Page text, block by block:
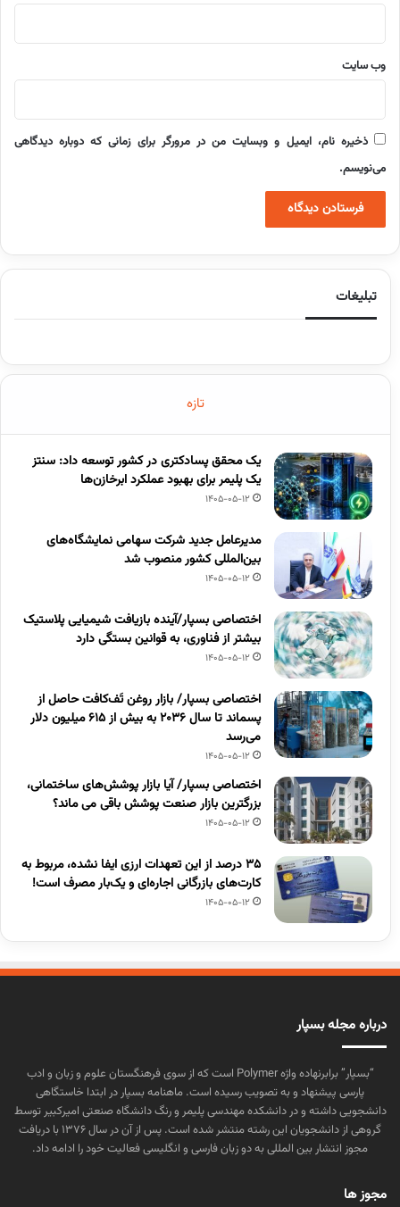
وب‌ سایت
ذخیره نام، ایمیل و وبسایت من در مرورگر برای زمانی که دوباره دیدگاهی
می‌نویسم.
تبلیغات
تازه
یک محقق پسادکتری در کشور توسعه داد: سنتز
یک پلیمر برای بهبود عملکرد ابرخازن‌ها
1405-05-12
مدیرعامل جدید شرکت سهامی نمایشگاه‌های
بین‌المللی کشور منصوب شد
1405-05-12
اختصاصی بسپار/آینده بازیافت شیمیایی پلاستیک
بیشتر از فناوری، به قوانین بستگی دارد
1405-05-12
اختصاصی بسپار/ بازار روغن تَف‌کافت حاصل از
پسماند تا سال ۲۰۳۶ به بیش از ۶۱۵ میلیون دلار
می‌رسد
1405-05-12
اختصاصی بسپار/ آیا بازار پوشش‌های ساختمانی،
بزرگترین بازار صنعت پوشش باقی می ماند؟
1405-05-12
۳۵ درصد از این تعهدات ارزی ایفا نشده، مربوط به
کارت‌های بازرگانی اجاره‌ای و یک‌بار مصرف است!
1405-05-12
درباره مجله بسپار
“بسپار” برابرنهاده واژه Polymer است که از سوی فرهنگستان علوم و زبان و ادب
پارسی پیشنهاد و به تصویب رسیده است. ماهنامه بسپار در ابتدا خاستگاهی
دانشجویی داشته و در دانشکده مهندسی پلیمر و رنگ دانشگاه صنعتی امیرکبیر توسط
گروهی از دانشجویان این رشته منتشر شده است. پس از آن در سال ۱۳۷۶ با دریافت
مجوز انتشار بین المللی به دو زبان فارسی و انگلیسی فعالیت خود را ادامه داد.
مجوز ها